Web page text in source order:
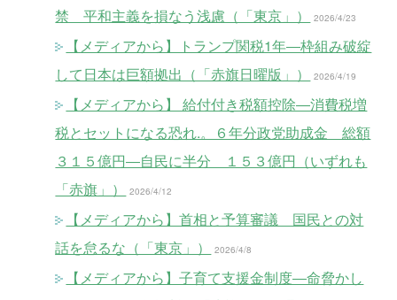
禁 平和主義を損なう浅慮（「東京」）
2026/4/23
【メディアから】トランプ関税1年―枠組み破綻
して日本は巨額拠出（「赤旗日曜版」）
2026/4/19
【メディアから】 給付付き税額控除―消費税増
税とセットになる恐れ.。６年分政党助成金 総額
３１５億円―自民に半分 １５３億円（いずれも
「赤旗」）
2026/4/12
【メディアから】首相と予算審議 国民との対
話を怠るな（「東京」）
2026/4/8
【メディアから】子育て支援金制度―命脅かし